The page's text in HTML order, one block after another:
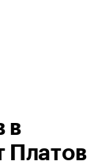
в
Платов